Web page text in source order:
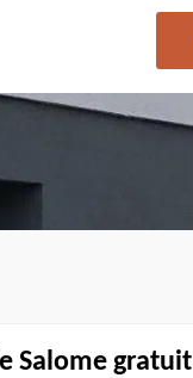
Salome gratuit